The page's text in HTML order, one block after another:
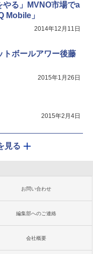
やる」MVNO市場でa
Mobile」
2014年12月11日
ボールアワー後藤
2015年1月26日
2015年2月4日
見る
お問い合わせ
編集部へのご連絡
会社概要